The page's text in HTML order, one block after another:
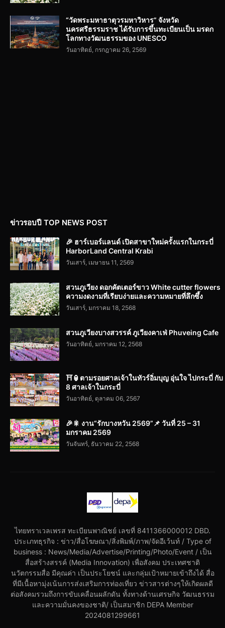
“วัดพระมหาธาตุวรมหาวิหาร” จังหวัด
นครศรีธรรมราช ได้รับการขึ้นทะเบียนเป็น มรดก
โลกทางวัฒนธรรมของ UNESCO
วันอาทิตย์, กรกฎาคม 26, 2569
ข่าวรอบปี TOP NEWS POST
🎉 ฮาร์เบอร์แลนด์ เปิดสาขาใหม่ครั้งแรกในกระบี่
HarborLand Central Krabi
วันเสาร์, เมษายน 11, 2569
สวนภูเวียง ดอกคัตเตอร์ขาว White cutter flowers
ความงดงามที่เรียบง่ายและความหมายที่ลึกซึ้ง
วันเสาร์, มกราคม 18, 2568
สวนภูเวียงบางสวรรค์ ภูเวียงคาเฟ่ Phuveing Cafe
วันอาทิตย์, มกราคม 12, 2568
⛩️🏮ตามรอยศาลเจ้าในทัวร์อิ่มบุญ อุ่นใจ ไปกระบี่ กับ
8 ศาลเจ้าในกระบี่
วันอาทิตย์, ตุลาคม 06, 2567
🎉🎇 งาน“รักบางหวัน 2569”📌 วันที่ 25 – 31
มกราคม 2569
วันจันทร์, ธันวาคม 22, 2568
ไทยทราเวลเพรส ทะเบียนพาณิชย์ เลขที่ 8411366000012 DBD.
ประเภทธุรกิจ : ข่าว/สื่อโฆษณา/สิ่งพิมพ์/ภาพ/จัดอีเว้นท์ / Type of
business : News/Media/Advertise/Printing/Photo/Event / เป็น
สื่อสร้างสรรค์ (Media Innovation) เพื่อสังคม ประเทศชาติ
นวัตกรรมสื่อ มีคุณค่า เป็นประโยชน์ และกลุ่มเป้าหมายเข้าถึงได้ สื่อ
ที่มีเนื้อหามุ่งเน้นการส่งเสริมการท่องเที่ยว ข่าวสารต่างๆให้เกิดผลดี
ต่อสังคมรวมถึงการขับเคลื่อนผลักดัน ทั้งทางด้านเศรษกิจ วัฒนธรรม
และความมั่นคงของชาติ/ เป็นสมาชิก DEPA Member
2024081299661